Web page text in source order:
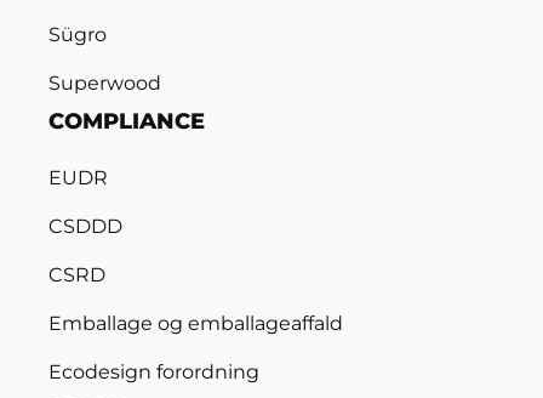
Sügro
Superwood
COMPLIANCE
EUDR
CSDDD
CSRD
Emballage og emballageaffald
Ecodesign forordning